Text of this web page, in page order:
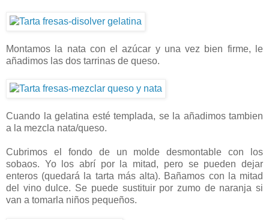
Montamos la nata con el azúcar y una vez bien firme, le
añadimos las dos tarrinas de queso.
Cuando la gelatina esté templada, se la añadimos tambien
a la mezcla nata/queso.
Cubrimos el fondo de un molde desmontable con los
sobaos. Yo los abrí por la mitad, pero se pueden dejar
enteros (quedará la tarta más alta). Bañamos con la mitad
del vino dulce. Se puede sustituir por zumo de naranja si
van a tomarla niños pequeños.